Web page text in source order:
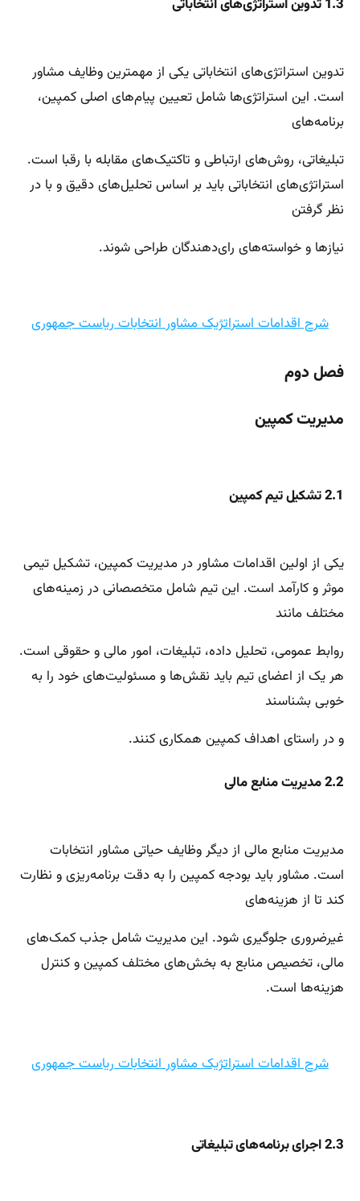
1.3 تدوین استراتژی‌های انتخاباتی
تدوین استراتژی‌های انتخاباتی یکی از مهمترین وظایف مشاور
است. این استراتژی‌ها شامل تعیین پیام‌های اصلی کمپین،
برنامه‌های
تبلیغاتی، روش‌های ارتباطی و تاکتیک‌های مقابله با رقبا است.
استراتژی‌های انتخاباتی باید بر اساس تحلیل‌های دقیق و با در
نظر گرفتن
نیازها و خواسته‌های رای‌دهندگان طراحی شوند.
شرح اقدامات استراتژیک مشاور انتخابات ریاست جمهوری
فصل دوم
مدیریت کمپین
2.1 تشکیل تیم کمپین
یکی از اولین اقدامات مشاور در مدیریت کمپین، تشکیل تیمی
موثر و کارآمد است. این تیم شامل متخصصانی در زمینه‌های
مختلف مانند
روابط عمومی، تحلیل داده، تبلیغات، امور مالی و حقوقی است.
هر یک از اعضای تیم باید نقش‌ها و مسئولیت‌های خود را به
خوبی بشناسند
و در راستای اهداف کمپین همکاری کنند.
2.2 مدیریت منابع مالی
مدیریت منابع مالی از دیگر وظایف حیاتی مشاور انتخابات
است. مشاور باید بودجه کمپین را به دقت برنامه‌ریزی و نظارت
کند تا از هزینه‌های
غیرضروری جلوگیری شود. این مدیریت شامل جذب کمک‌های
مالی، تخصیص منابع به بخش‌های مختلف کمپین و کنترل
هزینه‌ها است.
شرح اقدامات استراتژیک مشاور انتخابات ریاست جمهوری
2.3 اجرای برنامه‌های تبلیغاتی